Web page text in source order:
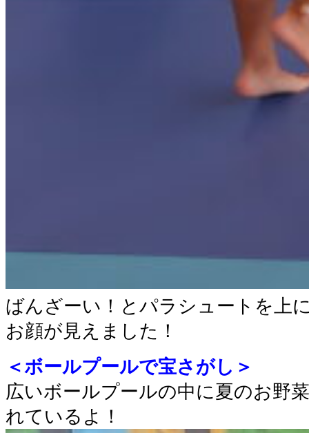
ばんざーい！とパラシュートを上
お顔が見えました！
＜ボールプールで宝さがし＞
広いボールプールの中に夏のお野
れているよ！